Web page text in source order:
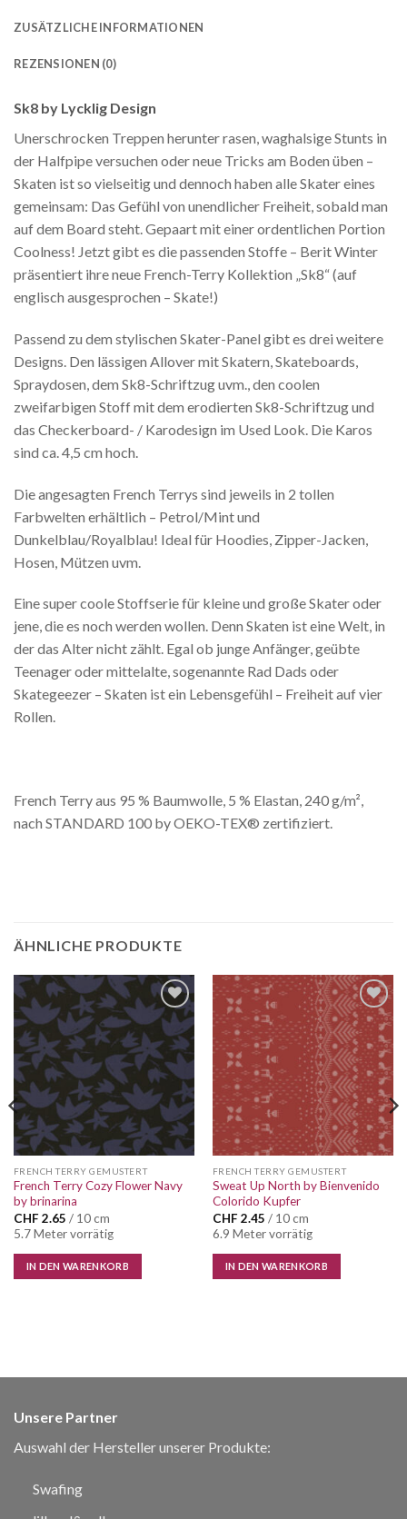
ZUSÄTZLICHE INFORMATIONEN
REZENSIONEN (0)
Sk8 by Lycklig Design
Unerschrocken Treppen herunter rasen, waghalsige Stunts in
der Halfpipe versuchen oder neue Tricks am Boden üben –
Skaten ist so vielseitig und dennoch haben alle Skater eines
gemeinsam: Das Gefühl von unendlicher Freiheit, sobald man
auf dem Board steht. Gepaart mit einer ordentlichen Portion
Coolness! Jetzt gibt es die passenden Stoffe – Berit Winter
präsentiert ihre neue French-Terry Kollektion „Sk8“ (auf
englisch ausgesprochen – Skate!)
Passend zu dem stylischen Skater-Panel gibt es drei weitere
Designs. Den lässigen Allover mit Skatern, Skateboards,
Spraydosen, dem Sk8-Schriftzug uvm., den coolen
zweifarbigen Stoff mit dem erodierten Sk8-Schriftzug und
das Checkerboard- / Karodesign im Used Look. Die Karos
sind ca. 4,5 cm hoch.
Die angesagten French Terrys sind jeweils in 2 tollen
Farbwelten erhältlich – Petrol/Mint und
Dunkelblau/Royalblau! Ideal für Hoodies, Zipper-Jacken,
Hosen, Mützen uvm.
Eine super coole Stoffserie für kleine und große Skater oder
jene, die es noch werden wollen. Denn Skaten ist eine Welt, in
der das Alter nicht zählt. Egal ob junge Anfänger, geübte
Teenager oder mittelalte, sogenannte Rad Dads oder
Skategeezer – Skaten ist ein Lebensgefühl – Freiheit auf vier
Rollen.
French Terry aus 95 % Baumwolle, 5 % Elastan, 240 g/m²,
nach STANDARD 100 by OEKO-TEX® zertifiziert.
ÄHNLICHE PRODUKTE
Auf die
Wunschliste
FRENCH TERRY GEMUSTERT
French Terry Cozy Flower Navy
by brinarina
CHF 2.65 / 10 cm
5.7 Meter vorrätig
IN DEN WARENKORB
Auf die
Wunschliste
FRENCH TERRY GEMUSTERT
Sweat Up North by Bienvenido
Colorido Kupfer
CHF 2.45 / 10 cm
6.9 Meter vorrätig
IN DEN WARENKORB
Unsere Partner
Auswahl der Hersteller unserer Produkte:
Swafing